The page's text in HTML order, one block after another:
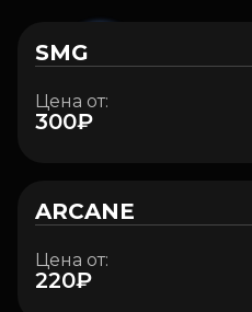
SMG
Цена от:
300₽
ARCANE
Цена от:
220₽